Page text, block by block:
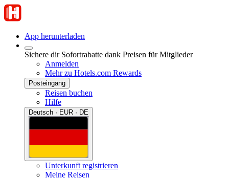
App herunterladen
Sichere dir Sofortrabatte dank Preisen für Mitglieder
Anmelden
Mehr zu Hotels.com Rewards
Posteingang
Reisen buchen
Hilfe
Deutsch · EUR · DE
Unterkunft registrieren
Meine Reisen